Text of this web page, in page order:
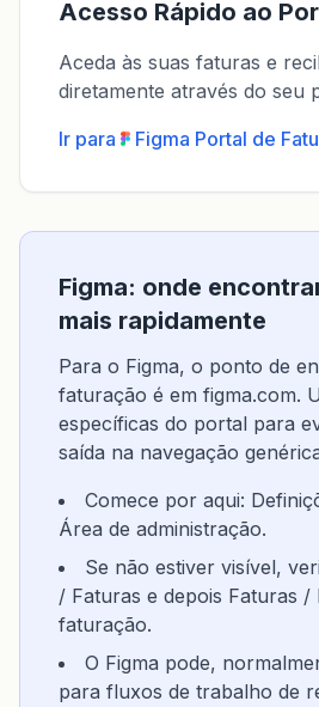
Acesso Rápido ao
Aceda às suas faturas e
diretamente através do seu
Ir para
Figma Portal de
Figma: onde
mais rapidamente
Para o Figma, o ponto de
faturação é em figma.com.
específicas do portal para
saída na navegação
Comece por aqui:
Área de administração.
Se não estiver visível,
/ Faturas e depois Faturas /
faturação.
O Figma pode,
para fluxos de trabalho de